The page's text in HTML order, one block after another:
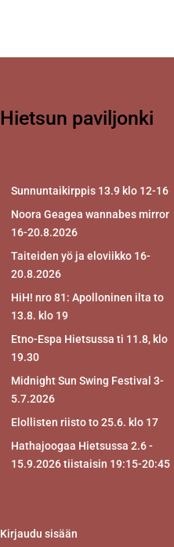
Hietsun paviljonki
Sunnuntaikirppis 13.9 klo 12-16
Noora Geagea wannabes mirror
16-20.8.2026
Taiteiden yö ja eloviikko 16-
20.8.2026
HiH! nro 81: Apolloninen ilta to
13.8. klo 19
Etno-Espa Hietsussa ti 11.8, klo
19.30
Midnight Sun Swing Festival 3-
5.7.2026
Elollisten riisto to 25.6. klo 17
Hathajoogaa Hietsussa 2.6 -
15.9.2026 tiistaisin 19:15-20:45
Kirjaudu sisään